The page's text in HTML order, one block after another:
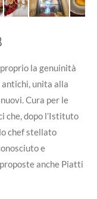
la genuinità
unita alla
Cura per le
che, dopo l’Istituto
chef stellato
e
anche Piatti